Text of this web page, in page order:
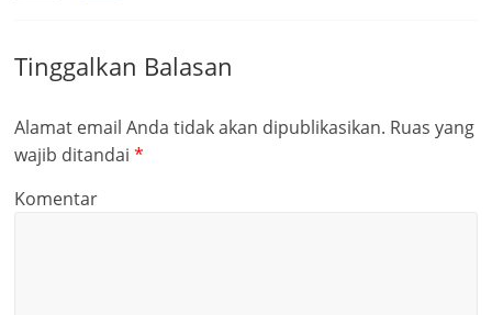
Tinggalkan Balasan
Alamat email Anda tidak akan dipublikasikan. Ruas yang
wajib ditandai*
Komentar